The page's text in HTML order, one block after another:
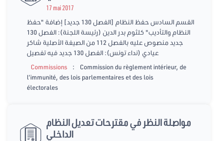
17 mai 2017
القسم السادس حفظ النظام [الفصل 130 جديد] إضافة "حفظ
النظام والتأديب" كلثوم بدر الدين (رئيسة اللجنة): الفصل 130
جديد منصوص عليه بالفصل 112 من الصيغة الأصلية شاكر
عيادي (نداء تونس): الفصل 130 جديد فيه تفصيل
Commissions
:
Commission du règlement intérieur, de
l’immunité, des lois parlementaires et des lois
électorales
مواصلة النظر في مقترحات تعديل النظام
الداخلي